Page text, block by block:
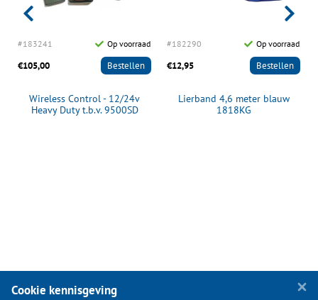
#183241 Op voorraad
€105,00 Bestellen
Wireless Control - 12/24v
Heavy Duty t.b.v. 9500SD
#182290 Op voorraad
€12,95 Bestellen
Lierband 4,6 meter blauw
1818KG
Cookie kennisgeving